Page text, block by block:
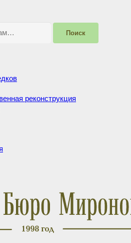
Поиск
реконструкция